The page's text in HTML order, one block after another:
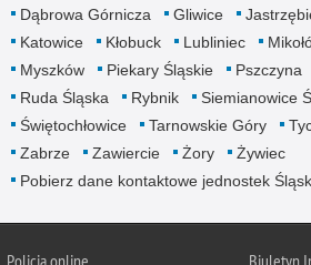
Dąbrowa Górnicza
Gliwice
Katowice
Kłobuck Lubliniec
Myszków
Piekary Śląskie Pszczyna
Ruda Śląska
Rybnik Siemianowice
Świętochłowice
Tarnowskie Góry
Zabrze
Zawiercie Żory
Żywiec
Pobierz dane kontaktowe jednostek